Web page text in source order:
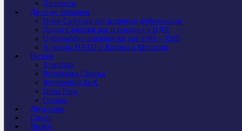
Личности
Да се не заборави
Први Свјeтски рат и српски добровољци
Други Свјетски рат и геноцид у НДХ
Одбрамбено отаџбински рат 1991 – 1995
Агресија НАТО и Косово и Метохија
Регион
Хрватска
Република Српска
Федерација БиХ
Црна Гора
Остало
Дијаспора
Спорт
Видео